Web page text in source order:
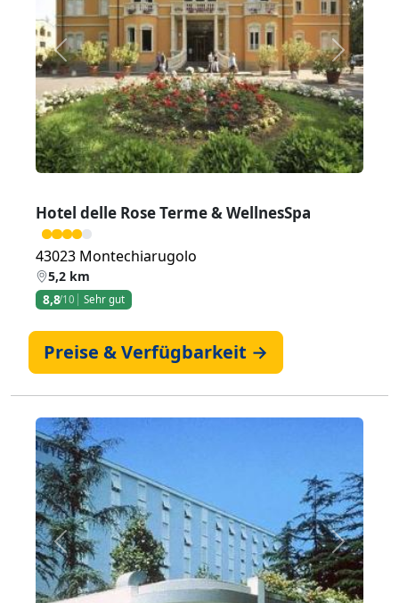
Zurück Weiter
Hotel delle Rose Terme & WellnesSpa
43023 Montechiarugolo
5,2 km
8,8/10 Sehr gut
Preise & Verfügbarkeit →
Zurück Weiter